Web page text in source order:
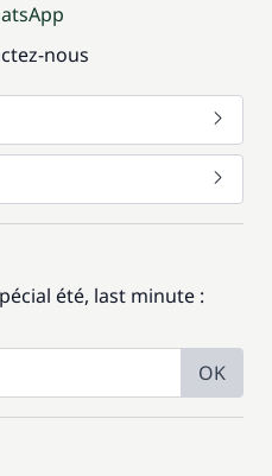
nous
été, last minute :
OK